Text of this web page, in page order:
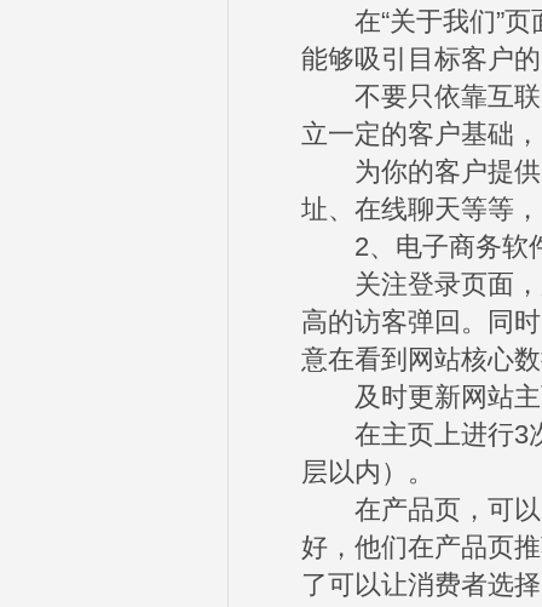
在“关于我们”页
能够吸引目标客户
不要只依靠互联
立一定的客户基础
为你的客户提供
址、在线聊天等等
2、电子商务软
关注登录页面，
高的访客弹回。同
意在看到网站核心
及时更新网站主
在主页上进行3次
层以内）。
在产品页，可以
好，他们在产品页
了可以让消费者选